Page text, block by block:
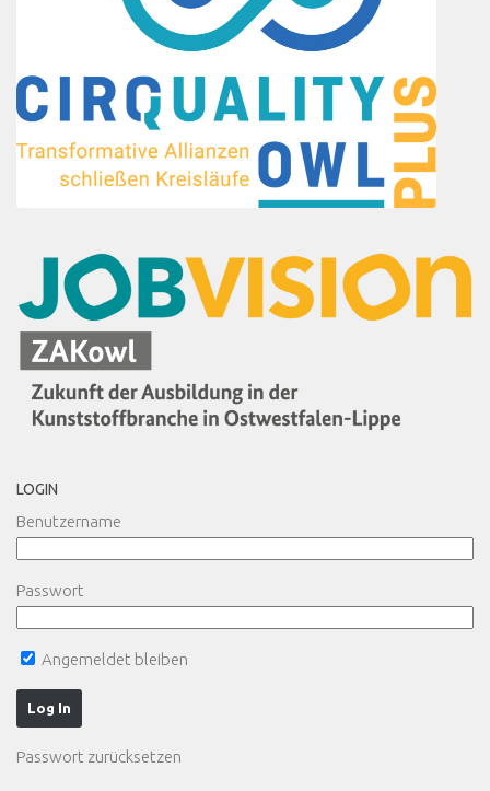
LOGIN
Benutzername
Passwort
Angemeldet bleiben
Passwort zurücksetzen